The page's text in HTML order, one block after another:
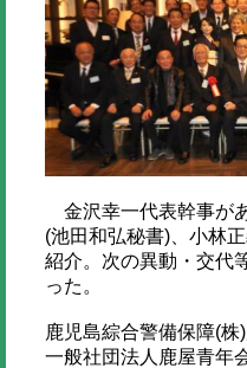
金沢幸一代表幹事が
(池田和弘秘書)、小林
紹介。次の異動・交代
った。
鹿児島綜合警備保障(
一般社団法人鹿屋青年